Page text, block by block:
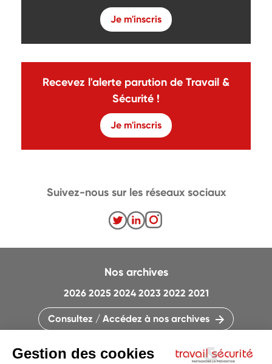
Je m'inscris
Recevez l'alerte parution de Travail &
Sécurité !
Je m'inscris
Nos archives
2026 2025 2024 2023 2022 2021
Consultez / Accédez à nos archives
Suivez-nous sur les réseaux sociaux